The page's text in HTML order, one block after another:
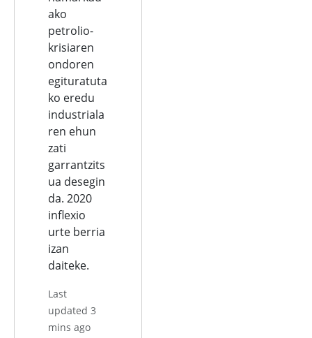
ako
petrolio-
krisiaren
ondoren
egituratuta
ko eredu
industriala
ren ehun
zati
garrantzits
ua desegin
da. 2020
inflexio
urte berria
izan
daiteke.
Last
updated 3
mins ago